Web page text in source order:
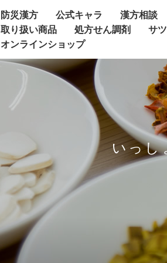
防災漢方 公式キャラ 漢方相談
取り扱い商品
処方せん調剤 サ
オンラインショップ
いっし